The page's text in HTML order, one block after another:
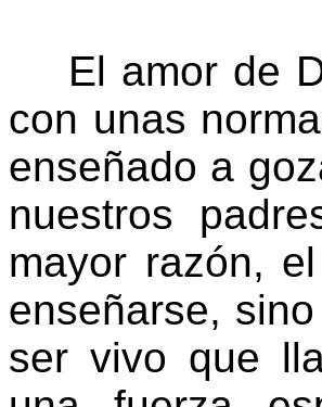
El amor de
con unas
enseñado a
nuestros
mayor razón,
enseñarse,
ser vivo que